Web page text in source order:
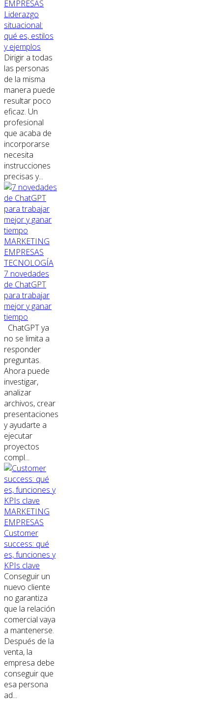
EMPRESAS
Liderazgo
situacional:
qué es, estilos
y ejemplos
Dirigir a todas
las personas
de la misma
manera puede
resultar poco
eficaz. Un
profesional
que acaba de
incorporarse
necesita
instrucciones
precisas y...
MARKETING
EMPRESAS
TECNOLOGÍA
7 novedades
de ChatGPT
para trabajar
mejor y ganar
tiempo
ChatGPT ya
no se limita a
responder
preguntas.
Ahora puede
investigar,
analizar
archivos, crear
presentaciones
y ayudarte a
ejecutar
proyectos
compl...
MARKETING
EMPRESAS
Customer
success: qué
es, funciones y
KPIs clave
Conseguir un
nuevo cliente
no garantiza
que la relación
comercial vaya
a mantenerse.
Después de la
venta, la
empresa debe
conseguir que
esa persona
ad...